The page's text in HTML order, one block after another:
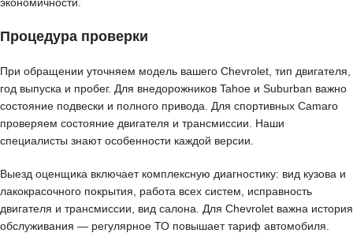
Процедура проверки
При обращении уточняем модель вашего Chevrolet, тип двигателя,
год выпуска и пробег. Для внедорожников Tahoe и Suburban важно
состояние подвески и полного привода. Для спортивных Camaro
проверяем состояние двигателя и трансмиссии. Наши
специалисты знают особенности каждой версии.
Выезд оценщика включает комплексную диагностику: вид кузова и
лакокрасочного покрытия, работа всех систем, исправность
двигателя и трансмиссии, вид салона. Для Chevrolet важна история
обслуживания — регулярное ТО повышает тариф автомобиля.